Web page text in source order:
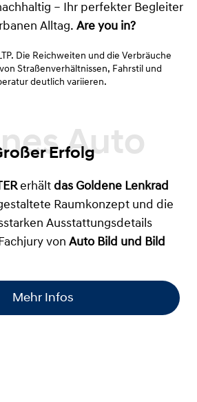
– Ihr perfekter Begleiter
Alltag. Are you in?
Die Reichweiten und die Verbräuche
Straßenverhältnissen, Fahrstil und
deutlich variieren.
Erfolg
erhält das Goldene Lenkrad
Raumkonzept und die
Ausstattungsdetails
von Auto Bild und Bild
Mehr Infos